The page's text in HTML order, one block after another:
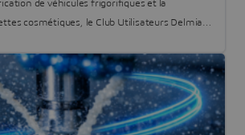
de véhicules frigorifiques et la
cosmétiques, le Club Utilisateurs Delmia
Quatre entreprises sont venues partager leur
de la planification avancée, entre gains de
abandon des tableurs et transformation
supply chain.